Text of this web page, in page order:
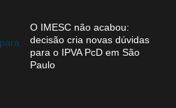
O IMESC não acabou:
decisão cria novas dúvidas
para o IPVA PcD em São
Paulo